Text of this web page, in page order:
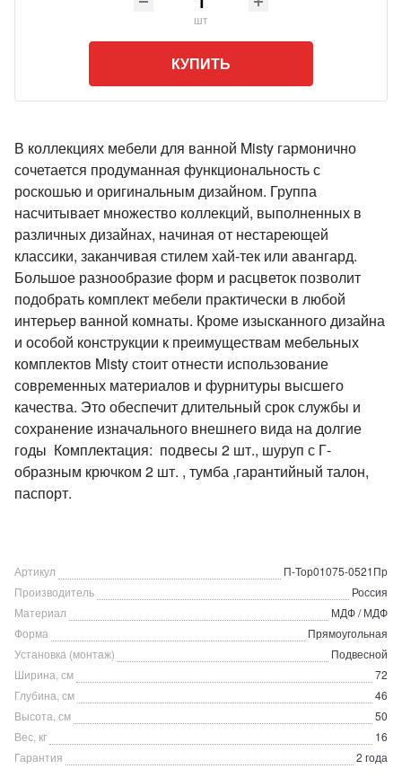
шт
КУПИТЬ
В коллекциях мебели для ванной Misty гармонично
сочетается продуманная функциональность с
роскошью и оригинальным дизайном. Группа
насчитывает множество коллекций, выполненных в
различных дизайнах, начиная от нестареющей
классики, заканчивая стилем хай-тек или авангард.
Большое разнообразие форм и расцветок позволит
подобрать комплект мебели практически в любой
интерьер ванной комнаты. Кроме изысканного дизайна
и особой конструкции к преимуществам мебельных
комплектов Misty стоит отнести использование
современных материалов и фурнитуры высшего
качества. Это обеспечит длительный срок службы и
сохранение изначального внешнего вида на долгие
годы Комплектация: подвесы 2 шт., шуруп с Г-
образным крючком 2 шт. , тумба ,гарантийный талон,
паспорт.
Артикул
П-Тор01075-0521Пр
Производитель
Россия
Материал
МДФ / МДФ
Форма
Прямоугольная
Установка (монтаж)
Подвесной
Ширина, см
72
Глубина, см
46
Высота, см
50
Вес, кг
16
Гарантия
2 года